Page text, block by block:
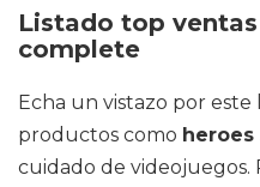
Listado top
complete
Echa un vistazo por
productos como
cuidado de videojuegos.